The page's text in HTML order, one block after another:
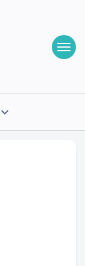
expand_more